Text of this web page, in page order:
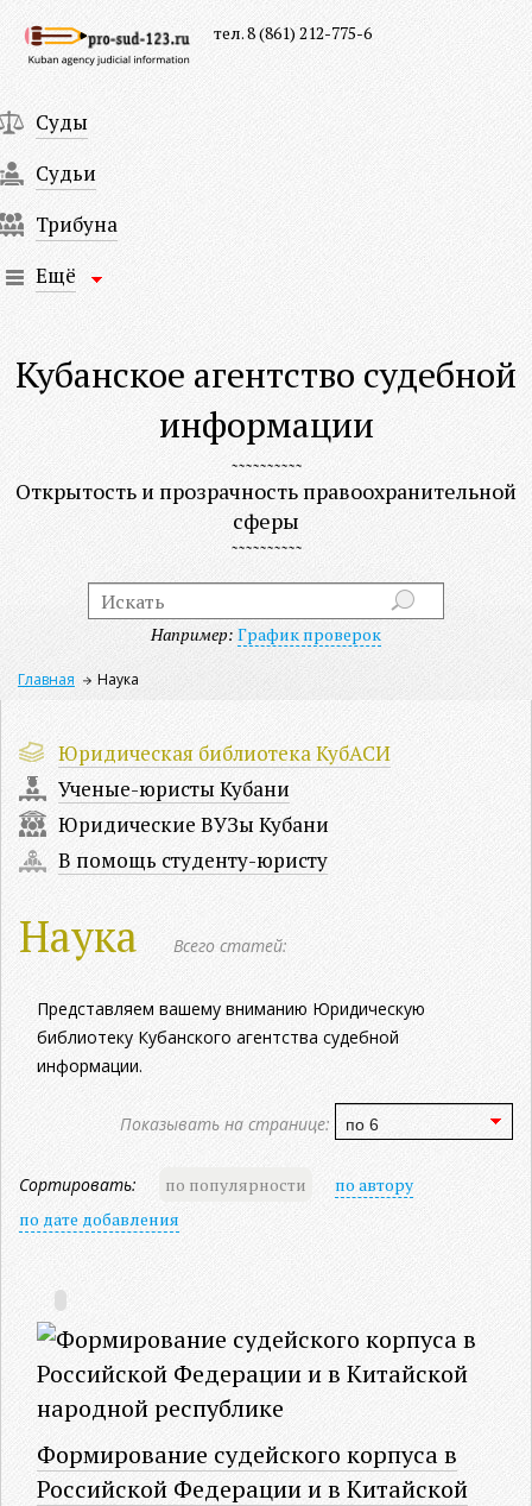
Суды
Судьи
Трибуна
Ещё
тел. 8 (861) 212-775-6
Кубанское агентство судебной
информации
Открытость и прозрачность правоохранительной
сферы
Например: График проверок
Главная Наука
Юридическая библиотека КубАСИ
Ученые-юристы Кубани
Юридические ВУЗы Кубани
В помощь студенту-юристу
Наука Всего статей:
Представляем вашему вниманию Юридическую
библиотеку Кубанского агентства судебной
информации.
Показывать на странице:
Сортировать: по популярности
по автору
по дате добавления
Формирование судейского корпуса в
Российской Федерации и в Китайской